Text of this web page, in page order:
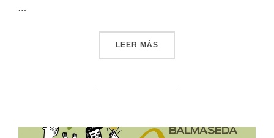
LEER MÁS